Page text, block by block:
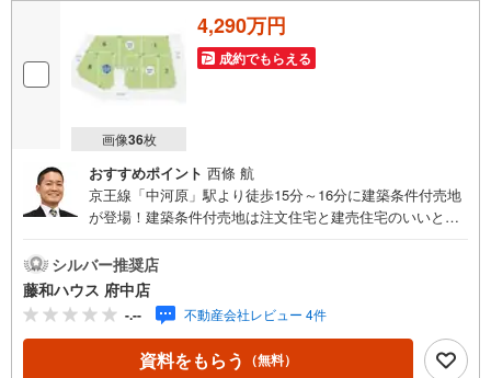
画像36枚
4,290万円
成約でもらえる
おすすめポイント 西條 航
京王線「中河原」駅より徒歩15分～16分に建築条件付売地
が登場！建築条件付売地は注文住宅と建売住宅のいいとこ
しますので、お気軽にお問い合わせください！
シルバー推奨店
藤和ハウス 府中店
-.-- 不動産会社レビュー 4件
資料をもらう （無料）